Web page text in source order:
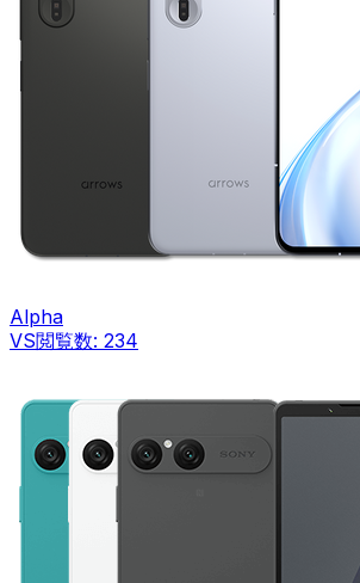
Alpha
VS閲覧数: 234